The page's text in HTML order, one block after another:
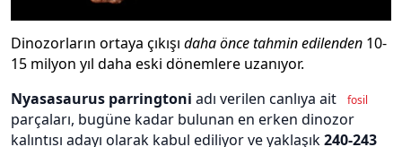
Dinozorların ortaya çıkışı daha önce tahmin edilenden 10-
15 milyon yıl daha eski dönemlere uzanıyor.
Nyasasaurus parringtoni adı verilen canlıya ait fosil
parçaları, bugüne kadar bulunan en erken dinozor
kalıntısı adayı olarak kabul ediliyor ve yaklaşık240-243